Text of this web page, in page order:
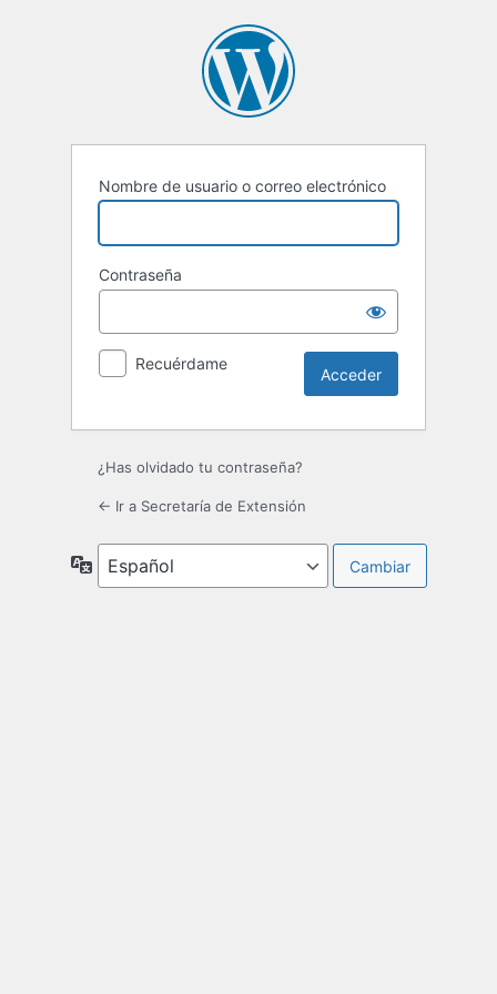
Nombre de usuario o correo electrónico
Contraseña
Recuérdame
¿Has olvidado tu contraseña?
← Ir a Secretaría de Extensión
Idioma